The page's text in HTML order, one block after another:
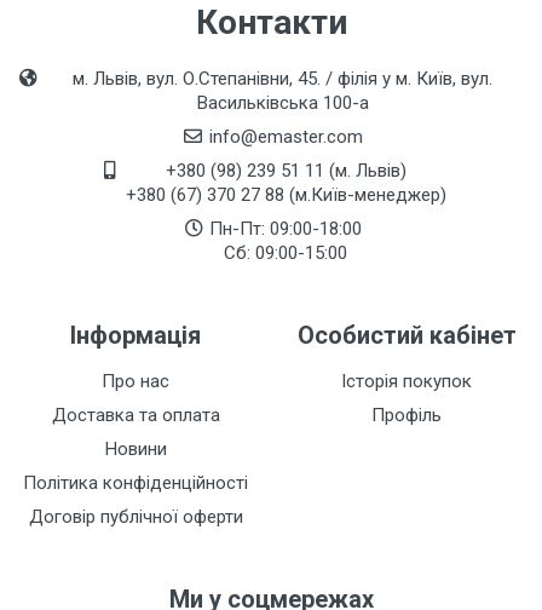
Контакти
м. Львів, вул. О.Степанівни, 45. / філія у м. Київ, вул.
Васильківська 100-а
info@emaster.com
+380 (98) 239 51 11 (м. Львів)
+380 (67) 370 27 88 (м.Київ-менеджер)
Пн-Пт: 09:00-18:00
Сб: 09:00-15:00
Інформація
Про нас
Доставка та оплата
Новини
Політика конфіденційності
Договір публічної оферти
Особистий кабінет
Історія покупок
Профіль
Ми у соцмережах